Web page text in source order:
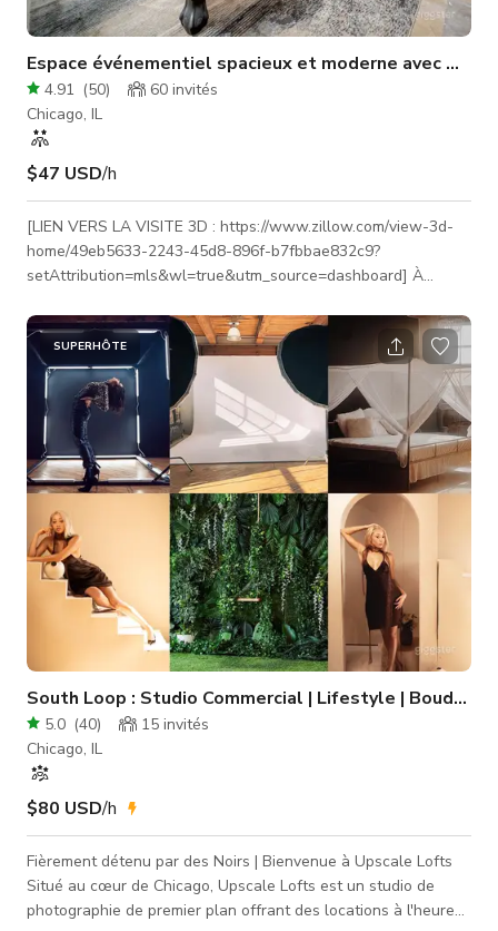
Espace événementiel spacieux et moderne avec
4.91 (50) 60 invités
Chicago, IL
$47 USD/h
[LIEN VERS LA VISITE 3D : https://www.zillow.com/view-3d-
home/49eb5633-2243-45d8-896f-b7fbbae832c9?
setAttribution=mls&wl=true&utm_source=dashboard] À
design moderne, places assises pour 19 personnes avec
mobilier supplémentaire disponible. — Cuisine complète :
cuisinez tout sauf des fruits de mer ! — Option couchage :
deux chambres + salle de bain au niveau mezzanine pour les
séjours de nuit (+ 275 $, départ à 10 h). — Usage
SUPERHÔTE
South Loop : Studio Commercial | Lifestyle | Boudoir
5.0 (40) 15 invités
Chicago, IL
$80 USD/h
Fièrement détenu par des Noirs | Bienvenue à Upscale Lofts
Situé au cœur de Chicago, Upscale Lofts est un studio de
photographie de premier plan offrant des locations à l'heure